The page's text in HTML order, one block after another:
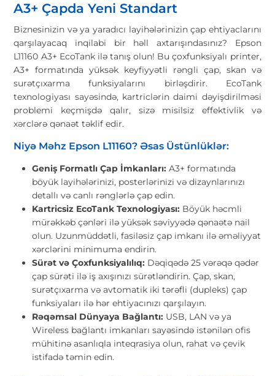
A3+ Çapda Yeni Standart
Biznesinizin və ya yaradıcı layihələrinizin çap ehtiyaclarını
qarşılayacaq inqilabi bir həll axtarışındasınız? Epson
L11160 A3+ EcoTank ilə tanış olun! Bu çoxfunksiyalı printer,
A3+ formatında yüksək keyfiyyətli rəngli çap, skan və
surətçıxarma funksiyalarını birləşdirir. EcoTank
texnologiyası sayəsində, kartriclərin daimi dəyişdirilməsi
problemi keçmişdə qalır, sizə misilsiz effektivlik və
xərclərə qənaət təklif edir.
Niyə Məhz Epson L11160? Əsas Üstünlüklər:
Geniş Formatlı Çap İmkanları: A3+ formatında
böyük layihələrinizi, posterlərinizi və dizaynlarınızı
detallı və canlı rənglərlə çap edin.
Kartricsiz EcoTank Texnologiyası: Böyük həcmli
mürəkkəb çənləri ilə yüksək səviyyədə qənaətə nail
olun. Uzunmüddətli, fasiləsiz çap imkanı ilə əməliyyat
xərclərini minimuma endirin.
Sürət və Çoxfunksiyalılıq: Dəqiqədə 25 vərəqə qədər
çap sürəti ilə iş axışınızı sürətləndirin. Çap, skan,
surətçıxarma və avtomatik iki tərəfli (dupleks) çap
funksiyaları ilə hər ehtiyacınızı qarşılayın.
Rəqəmsal Dünyaya Bağlantı: USB, LAN və ya
Wireless bağlantı imkanları sayəsində istənilən ofis
mühitinə asanlıqla inteqrasiya olun, rahat və çevik
istifadə təmin edin.